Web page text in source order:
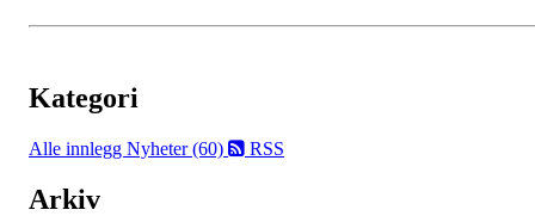
Kategori
Alle innlegg Nyheter (60) RSS
Arkiv